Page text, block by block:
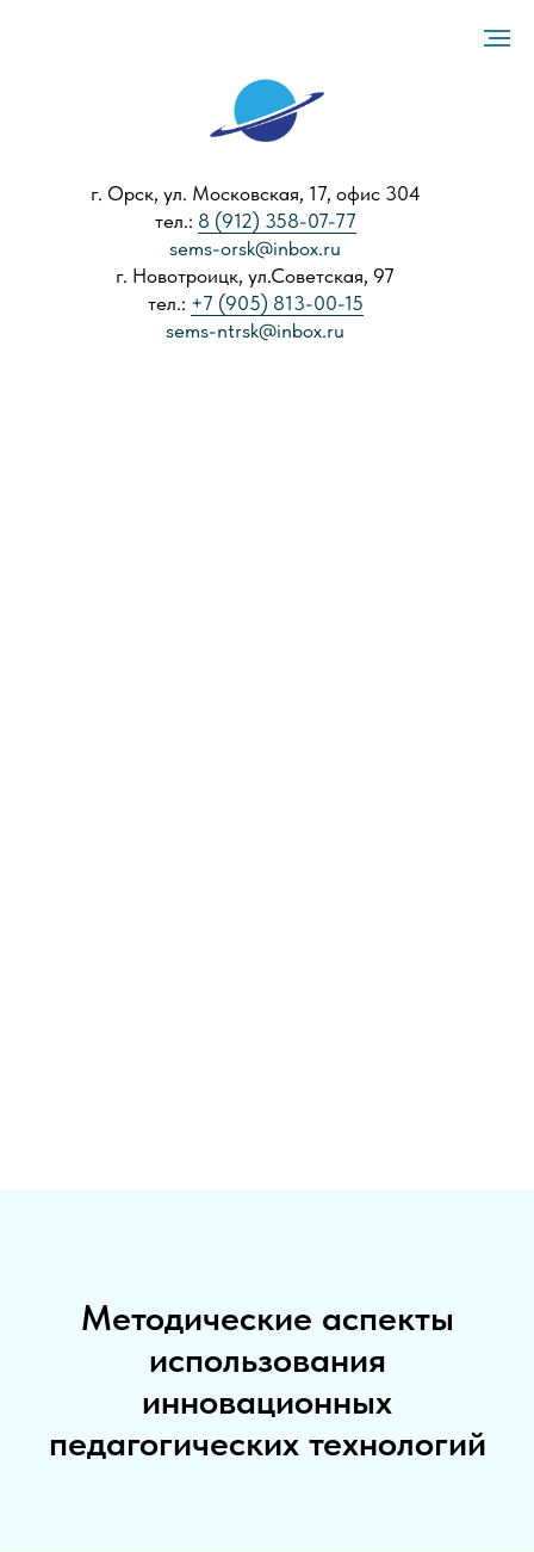
г. Орск, ул. Московская, 17, офис 304
тел.: 8 (912) 358-07-77
sems-orsk@inbox.ru
г. Новотроицк, ул.Советская, 97
тел.: +7 (905) 813-00-15
sems-ntrsk@inbox.ru
Методические аспекты
использования
инновационных
педагогических технологий